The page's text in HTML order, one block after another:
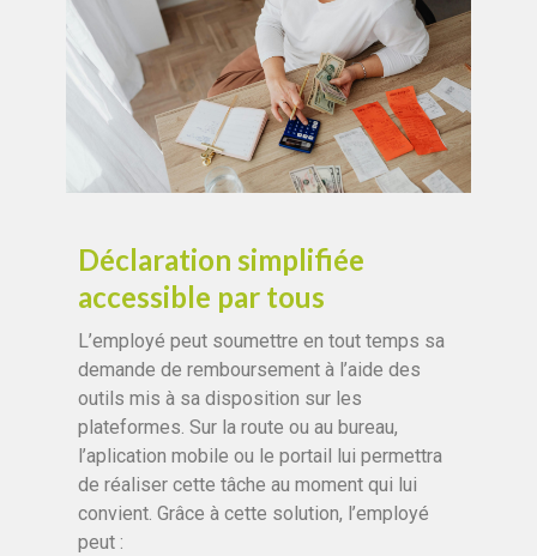
Déclaration simplifiée
accessible par tous
L’employé peut soumettre en tout temps sa
demande de remboursement à l’aide des
outils mis à sa disposition sur les
plateformes. Sur la route ou au bureau,
l’aplication mobile ou le portail lui permettra
de réaliser cette tâche au moment qui lui
convient. Grâce à cette solution, l’employé
peut :